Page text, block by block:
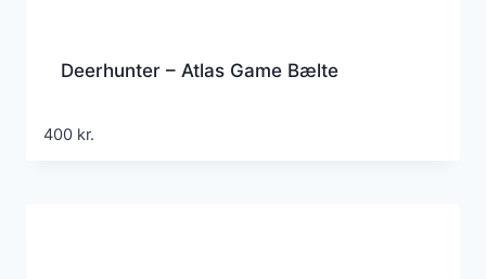
Deerhunter – Atlas Game Bælte
400 kr.